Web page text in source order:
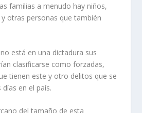
familias a menudo hay niños,
otras personas que también
está en una dictadura sus
clasificarse como forzadas,
tienen este y otro delitos que se
en el país.
del tamaño de esta